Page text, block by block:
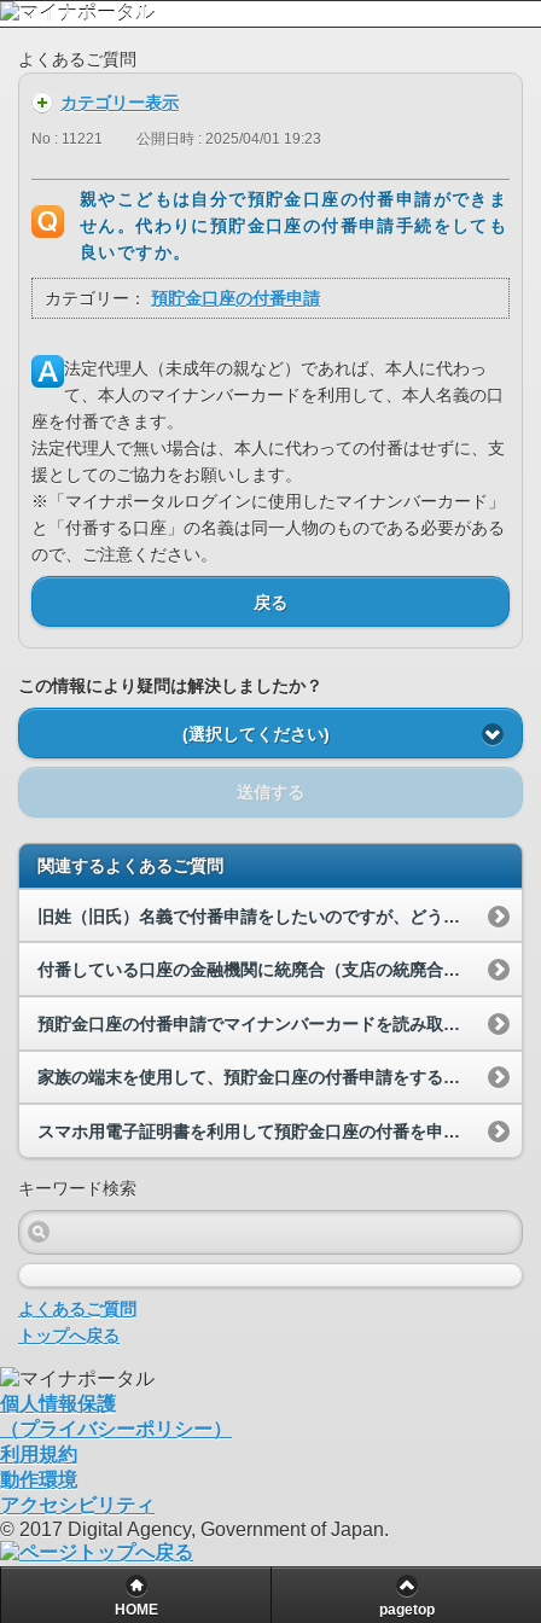
よくあるご質問
カテゴリー表示
No : 11221 公開日時 : 2025/04/01 19:23
親やこどもは自分で預貯金口座の付番申請ができま
せん。代わりに預貯金口座の付番申請手続をしても
良いですか。
カテゴリー： 預貯金口座の付番申請
法定代理人（未成年の親など）であれば、本人に代わっ
て、本人のマイナンバーカードを利用して、本人名義の口
座を付番できます。
法定代理人で無い場合は、本人に代わっての付番はせずに、支
援としてのご協力をお願いします。
※「マイナポータルログインに使用したマイナンバーカード」
と「付番する口座」の名義は同一人物のものである必要がある
ので、ご注意ください。
戻る
この情報により疑問は解決しましたか？
(選択してください)
送信する
関連するよくあるご質問
旧姓（旧氏）名義で付番申請をしたいのですが、どうすればいいでしょうか。
付番している口座の金融機関に統廃合（支店の統廃合を含む）があることがわかりました。どうすればよ...
預貯金口座の付番申請でマイナンバーカードを読み取ったところ「ログイン時と異なるマイナンバーカー...
家族の端末を使用して、預貯金口座の付番申請をすることはできますか。
スマホ用電子証明書を利用して預貯金口座の付番を申請しようとしたところ、「スマホJPKIを利用し...
キーワード検索
よくあるご質問
トップへ戻る
個人情報保護
（プライバシーポリシー）
利用規約
動作環境
アクセシビリティ
© 2017 Digital Agency, Government of Japan.
HOME pagetop